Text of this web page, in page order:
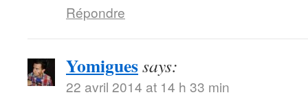
Répondre
Yomiguessays:
22 avril 2014 at 14 h 33 min